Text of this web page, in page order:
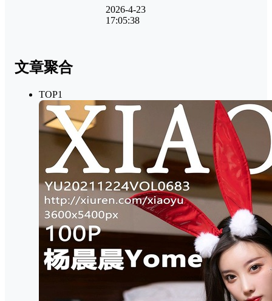
2026-4-23
17:05:38
文章聚合
TOP1